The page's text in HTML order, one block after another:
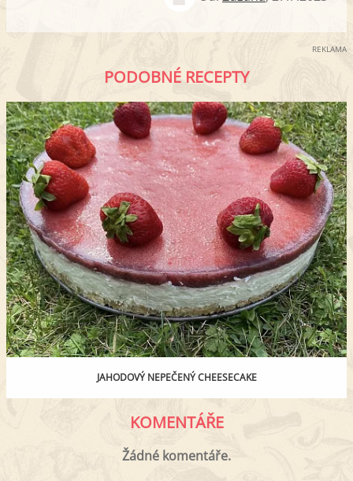
REKLAMA
PODOBNÉ RECEPTY
JAHODOVÝ NEPEČENÝ CHEESECAKE
KOMENTÁŘE
Žádné komentáře.